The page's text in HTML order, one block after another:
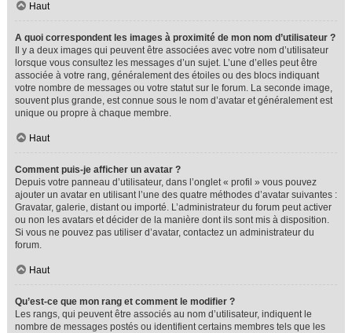
Haut
A quoi correspondent les images à proximité de mon nom d’utilisateur ?
Il y a deux images qui peuvent être associées avec votre nom d’utilisateur
lorsque vous consultez les messages d’un sujet. L’une d’elles peut être
associée à votre rang, généralement des étoiles ou des blocs indiquant
votre nombre de messages ou votre statut sur le forum. La seconde image,
souvent plus grande, est connue sous le nom d’avatar et généralement est
unique ou propre à chaque membre.
Haut
Comment puis-je afficher un avatar ?
Depuis votre panneau d’utilisateur, dans l’onglet « profil » vous pouvez
ajouter un avatar en utilisant l’une des quatre méthodes d’avatar suivantes :
Gravatar, galerie, distant ou importé. L’administrateur du forum peut activer
ou non les avatars et décider de la manière dont ils sont mis à disposition.
Si vous ne pouvez pas utiliser d’avatar, contactez un administrateur du
forum.
Haut
Qu’est-ce que mon rang et comment le modifier ?
Les rangs, qui peuvent être associés au nom d’utilisateur, indiquent le
nombre de messages postés ou identifient certains membres tels que les